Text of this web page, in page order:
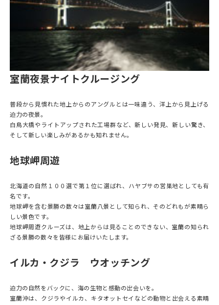
室蘭夜景ナイトクルージング
普段から見慣れた地上からのアングルとは一味違う、洋上から見上げる
迫力の夜景。
白鳥大橋やライトアップされた工場群など、新しい発見、新しい驚き、
そして新しい楽しみがあるかも知れません。
地球岬周遊
北海道の自然１００選で第１位に選ばれ、ハヤブサの営巣地としても有
名です。
地球岬を含む景勝の数々は室蘭八景として知られ、そのどれもが素晴ら
しい景色です。
地球岬周遊クルーズは、地上からは見ることのできない、室蘭の知られ
ざる景勝の数々を皆様にお届けいたします。
イルカ・クジラ ウオッチング
迫力の自然をバックに、海の生物と感動の出会いを。
室蘭沖は、クジラやイルカ、キタオットセイなどの動物と出会える素晴